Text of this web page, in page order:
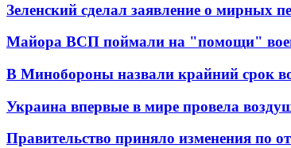
Зеленский сделал заявление о мирных
Майора ВСП поймали на "помощи"
В Минобороны назвали крайний срок
Украина впервые в мире провела
Правительство приняло изменения по